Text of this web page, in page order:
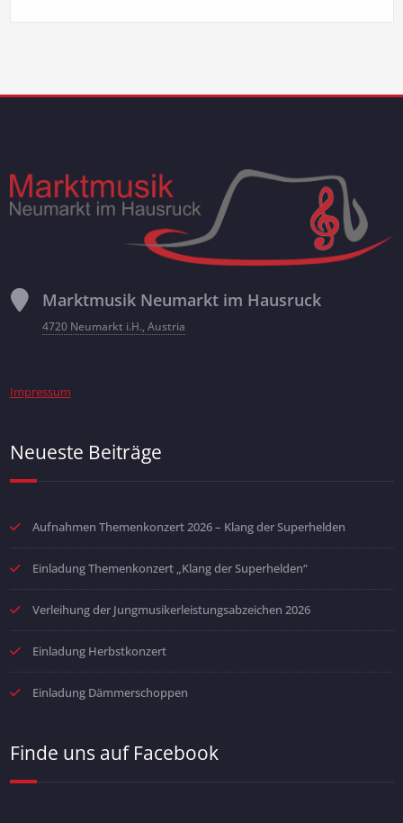
Marktmusik Neumarkt im Hausruck
4720 Neumarkt i.H., Austria
Impressum
Neueste Beiträge
Aufnahmen Themenkonzert 2026 – Klang der Superhelden
Einladung Themenkonzert „Klang der Superhelden“
Verleihung der Jungmusikerleistungsabzeichen 2026
Einladung Herbstkonzert
Einladung Dämmerschoppen
Finde uns auf Facebook